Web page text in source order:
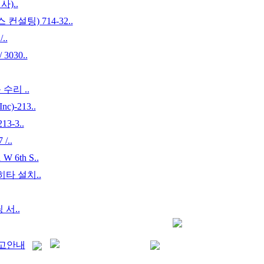
)..
컨설팅) 714-32..
..
3030..
수리 ..
213..
3..
/..
6th S..
타 설치..
서..
안내